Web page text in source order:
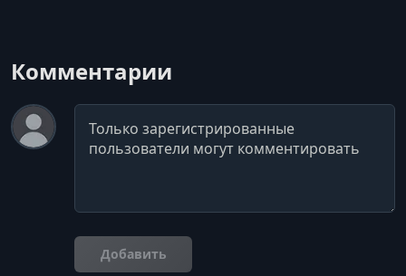
Комментарии
Комментарий
Добавить